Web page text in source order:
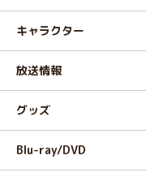
キャラクター
放送情報
グッズ
Blu-ray/DVD